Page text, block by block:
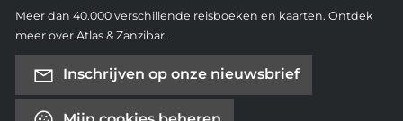
Meer dan 40.000 verschillende reisboeken en kaarten. Ontdek
meer over Atlas & Zanzibar.
Inschrijven op onze nieuwsbrief